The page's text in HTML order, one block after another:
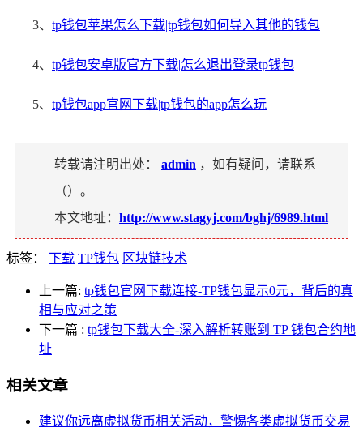
3、 tp钱包苹果怎么下载|tp钱包如何导入其他的钱包
4、 tp钱包安卓版官方下载|怎么退出登录tp钱包
5、 tp钱包app官网下载|tp钱包的app怎么玩
转载请注明出处： admin ，如有疑问，请联系
（）。
本文地址： http://www.stagyj.com/bghj/6989.html
标签： 下载 TP钱包 区块链技术
上一篇: tp钱包官网下载连接-TP钱包显示0元，背后的真
相与应对之策
下一篇 : tp钱包下载大全-深入解析转账到 TP 钱包合约地
址
相关文章
建议你远离虚拟货币相关活动，警惕各类虚拟货币交易